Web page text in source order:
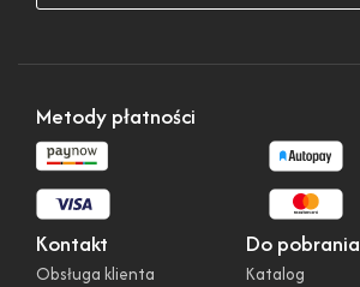
Kontakt
Obsługa klienta
Do pobrania
Katalog
Metody płatności